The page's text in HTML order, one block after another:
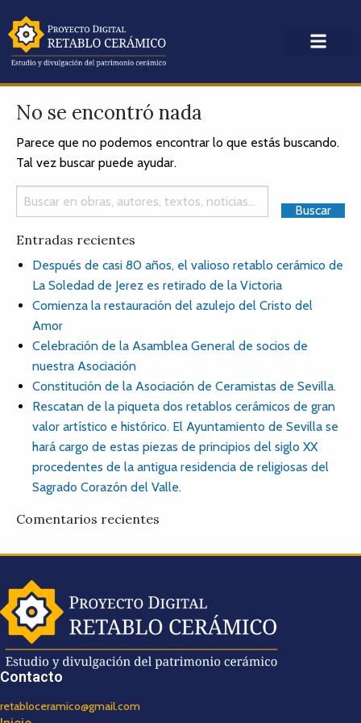
No se encontró nada
Parece que no podemos encontrar lo que estás buscando.
Tal vez buscar puede ayudar.
Entradas recientes
Después de casi 80 años, el valioso retablo cerámico de
La Soledad de Jerez es retirado de la Victoria
Comienza la restauración del azulejo del Cristo del
Amor
Celebración de la Asamblea General de socios de
nuestra Asociación
Constitución de la Asociación de Ceramistas de Sevilla.
Rescatan de la piqueta dos retablos cerámicos de gran
valor artístico e histórico. El Ayuntamiento de Sevilla se
hará cargo de estas piezas de principios del siglo XX
procedentes de la antigua residencia de religiosas del
Sagrado Corazón del Valle.
Comentarios recientes
Contacto
retabloceramico@gmail.com